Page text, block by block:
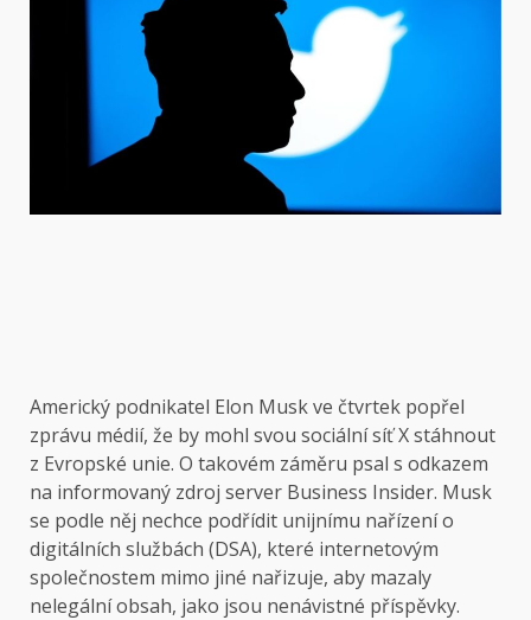
Americký podnikatel Elon Musk ve čtvrtek popřel
zprávu médií, že by mohl svou sociální síť X stáhnout
z Evropské unie. O takovém záměru psal s odkazem
na informovaný zdroj server Business Insider. Musk
se podle něj nechce podřídit unijnímu nařízení o
digitálních službách (DSA), které internetovým
společnostem mimo jiné nařizuje, aby mazaly
nelegální obsah, jako jsou nenávistné příspěvky.